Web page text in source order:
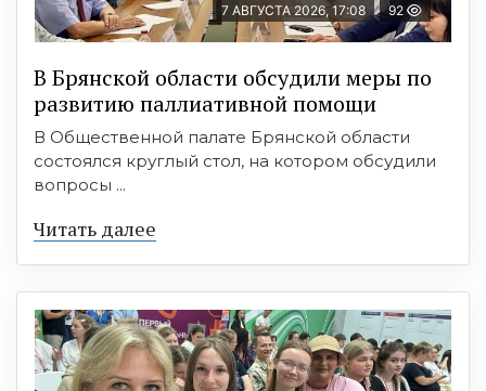
7 АВГУСТА 2026, 17:08 92
В Брянской области обсудили меры по
развитию паллиативной помощи
В Общественной палате Брянской области
состоялся круглый стол, на котором обсудили
вопросы ...
Читать далее